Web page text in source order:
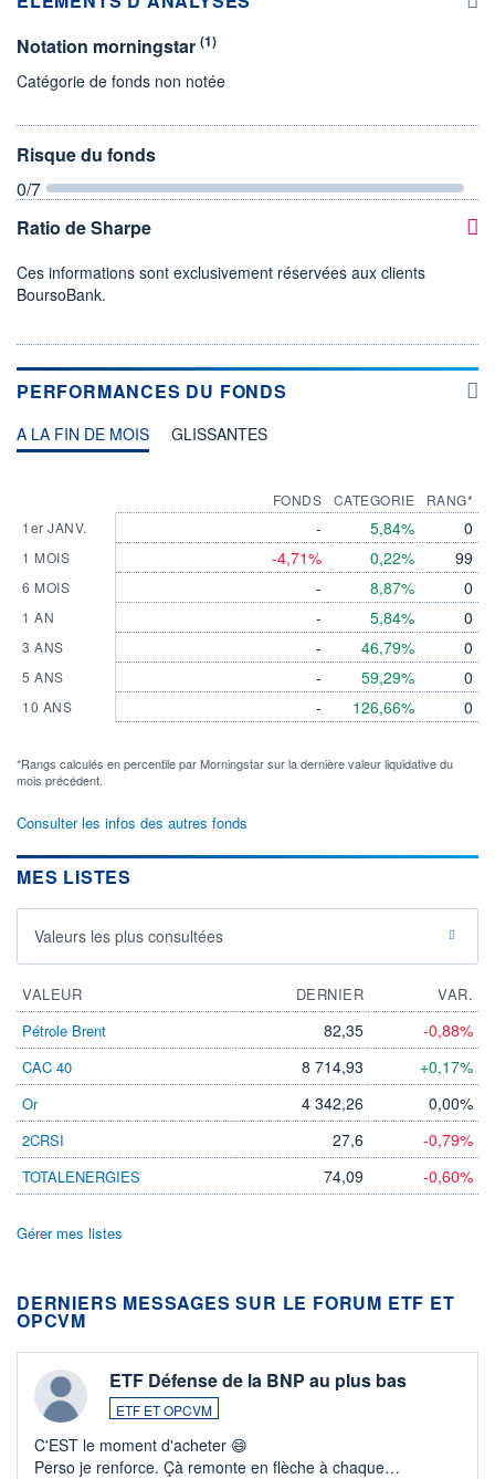
Notation morningstar (1)
Catégorie de fonds non notée
Risque du fonds
0/7
Ratio de Sharpe
Ces informations sont exclusivement réservées aux clients
BoursoBank.
PERFORMANCES DU FONDS
A LA FIN DE MOIS GLISSANTES
1er JANV.
1 MOIS
6 MOIS
1 AN
3 ANS
5 ANS
10 ANS
FONDS
-
-4,71%
-
-
-
-
-
CATEGORIE
5,84%
0,22%
8,87%
5,84%
46,79%
59,29%
126,66%
RANG*
0
99
0
0
0
0
0
*Rangs calculés en percentile par Morningstar sur la dernière valeur liquidative du
mois précédent.
Consulter les infos des autres fonds
MES LISTES
Valeurs les plus consultées
VALEUR DERNIER
VAR.
Pétrole Brent
82,35 -0,88%
CAC 40 8 714,93 +0,17%
Or 4 342,26 0,00%
2CRSI 27,6 -0,79%
TOTALENERGIES 74,09 -0,60%
Gérer mes listes
DERNIERS MESSAGES SUR LE FORUM ETF ET
OPCVM
ETF Défense de la BNP au plus bas
ETF ET OPCVM
C'EST le moment d'acheter 😄​
Perso je renforce. Çà remonte en flèche à chaque